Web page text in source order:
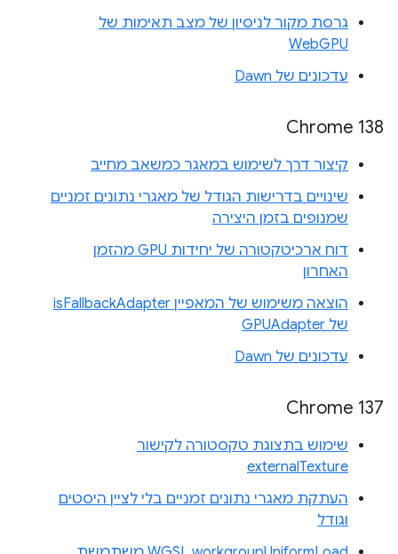
גרסת מקור לניסיון של מצב תאימות של
WebGPU
עדכונים של Dawn
Chrome 138
קיצור דרך לשימוש במאגר כמשאב מחייב
שינויים בדרישות הגודל של מאגרי נתונים זמניים
שמנופים בזמן היצירה
דוח ארכיטקטורה של יחידות GPU מהזמן
האחרון
הוצאה משימוש של המאפיין isFallbackAdapter
של GPUAdapter
עדכונים של Dawn
Chrome 137
שימוש בתצוגת טקסטורה לקישור
externalTexture
העתקת מאגרי נתונים זמניים בלי לציין היסטים
וגודל